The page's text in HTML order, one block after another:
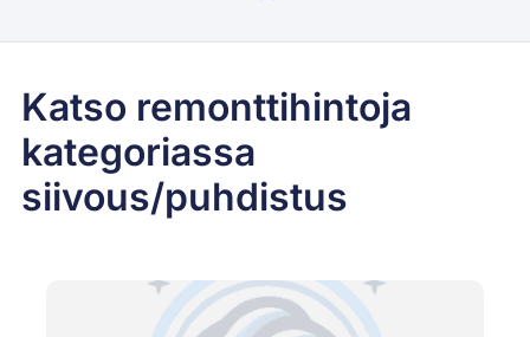
Katso remonttihintoja
kategoriassa
siivous/puhdistus